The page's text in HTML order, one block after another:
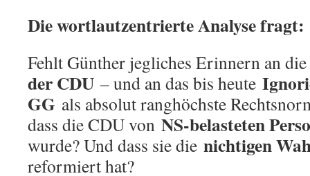
Die wortlautzentrierte Analyse fragt:
Fehlt Günther jegliches Erinnern an
der CDU – und an das bis heute
GG als absolut ranghöchste
dass die CDU von NS-belasteten
wurde? Und dass sie die nichtigen
reformiert hat?